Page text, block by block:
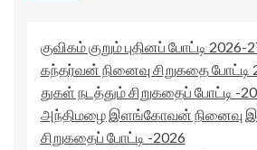
குவிகம் குறும் புதினப் போட்டி 2026-
கந்தர்வன் நினைவு சிறுகதை போட்டி
துகள் நடத்தும் சிறுகதைப் போட்டி -
அந்திமழை இளங்கோவன் நினைவு
சிறுகதைப் போட்டி -2026